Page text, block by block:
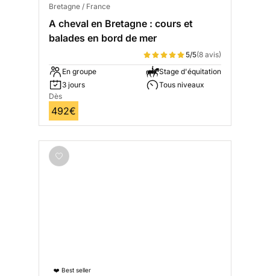
Bretagne / France
A cheval en Bretagne : cours et
balades en bord de mer
5/5(8 avis)
En groupe
3 jours
Stage d'équitation
Tous niveaux
Dès
492€
❤️ Best seller